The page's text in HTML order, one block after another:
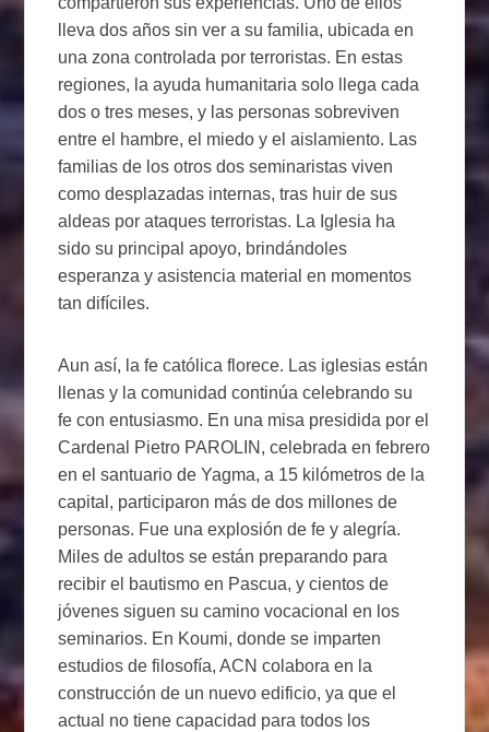
lleva dos años sin ver a su familia, ubicada en
una zona controlada por terroristas. En estas
regiones, la ayuda humanitaria solo llega cada
dos o tres meses, y las personas sobreviven
entre el hambre, el miedo y el aislamiento. Las
familias de los otros dos seminaristas viven
como desplazadas internas, tras huir de sus
aldeas por ataques terroristas. La Iglesia ha
sido su principal apoyo, brindándoles
esperanza y asistencia material en momentos
tan difíciles.
Aun así, la fe católica florece. Las iglesias están
llenas y la comunidad continúa celebrando su
fe con entusiasmo. En una misa presidida por el
Cardenal Pietro PAROLIN, celebrada en febrero
en el santuario de Yagma, a 15 kilómetros de la
capital, participaron más de dos millones de
personas. Fue una explosión de fe y alegría.
Miles de adultos se están preparando para
recibir el bautismo en Pascua, y cientos de
jóvenes siguen su camino vocacional en los
seminarios. En Koumi, donde se imparten
estudios de filosofía, ACN colabora en la
construcción de un nuevo edificio, ya que el
actual no tiene capacidad para todos los